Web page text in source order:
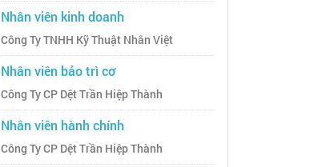
Nhân viên kinh doanh
Công Ty TNHH Kỹ Thuật Nhân Việt
Nhân viên bảo trì cơ
Công Ty CP Dệt Trần Hiệp Thành
Nhân viên hành chính
Công Ty CP Dệt Trần Hiệp Thành